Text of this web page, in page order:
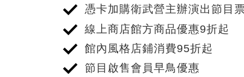
憑卡加購衛武營主辦演出節目
線上商店館方商品優惠9折起
館內風格店鋪消費95折起
節目啟售會員早鳥優惠